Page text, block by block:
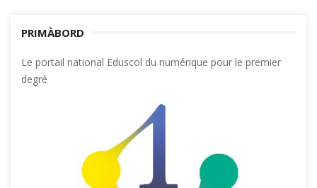
PRIMÀBORD
Le portail national Eduscol du numérique pour le premier
degré